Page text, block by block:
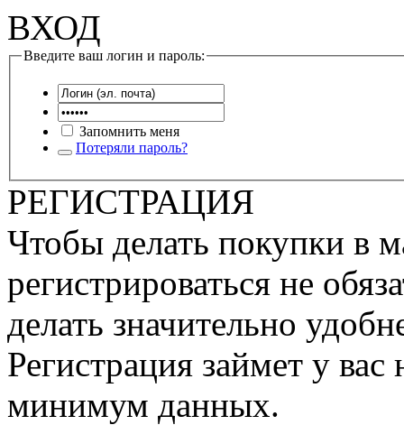
ВХОД
Введите ваш логин и пароль:
Запомнить меня
Потеряли пароль?
РЕГИСТРАЦИЯ
Чтобы делать покупки в
регистрироваться не
делать значительно
Регистрация займет у
минимум данных.